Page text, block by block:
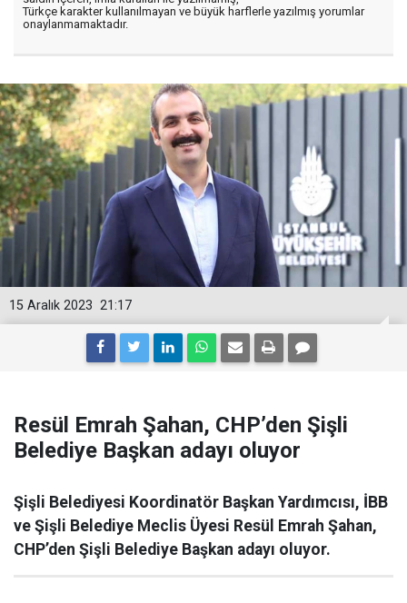
Türkçe karakter kullanılmayan ve büyük harflerle yazılmış yorumlar
onaylanmamaktadır.
21:17
15 Aralık 2023
Resül Emrah Şahan, CHP’den Şişli
Belediye Başkan adayı oluyor
Şişli Belediyesi Koordinatör Başkan Yardımcısı, İBB
ve Şişli Belediye Meclis Üyesi Resül Emrah Şahan,
CHP’den Şişli Belediye Başkan adayı oluyor.